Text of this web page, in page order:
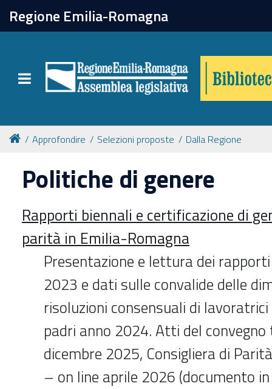
Regione Emilia-Romagna
Toggle navigation
chiudi
Catalogo online
Collezioni
Per approfondire
Appuntamenti
Prenotazione spazi
Approfondire Selezioni proposte Dalla Regione
Politiche di genere
Rapporti biennali e certificazione di
parità in Emilia-Romagna
Presentazione e lettura dei
2023 e dati sulle convalide delle
risoluzioni consensuali di
padri anno 2024. Atti del
dicembre 2025, Consigliera di
– on line aprile 2026 (documento